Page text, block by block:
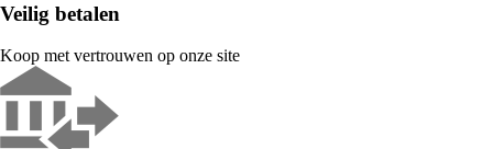
Veilig betalen
Koop met vertrouwen op onze site